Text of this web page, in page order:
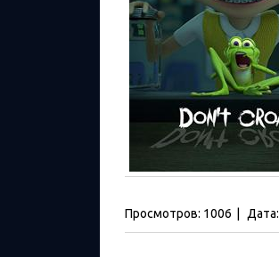
Просмотров: 1006 Дата: